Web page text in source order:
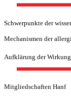
Schwerpunkte der
Mechanismen der
Aufklärung der
Mitgliedschaften Hanf